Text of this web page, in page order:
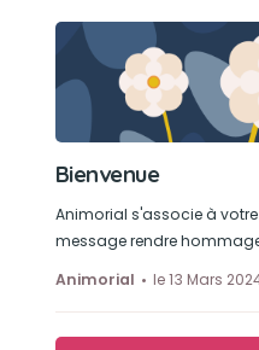
Bienvenue
Animorial s'associe à
message rendre
Animorial
le 13 Mars